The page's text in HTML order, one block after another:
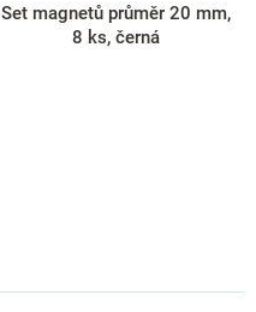
Set magnetů průměr 20 mm,
8 ks, černá